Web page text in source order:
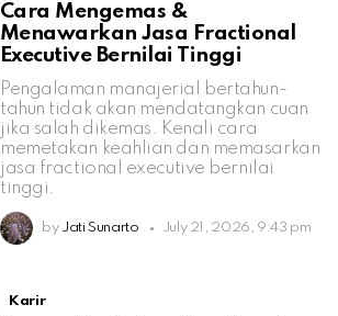
Cara Mengemas &
Menawarkan Jasa Fractional
Executive Bernilai Tinggi
Pengalaman manajerial bertahun-
tahun tidak akan mendatangkan cuan
jika salah dikemas. Kenali cara
memetakan keahlian dan memasarkan
jasa fractional executive bernilai
tinggi.
by Jati Sunarto July 21, 2026, 9:43 pm
Karir